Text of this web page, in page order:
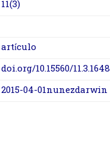
11(3)
artículo
doi.org/10.15560/11.3.1648
2015-04-01nunezdarwin